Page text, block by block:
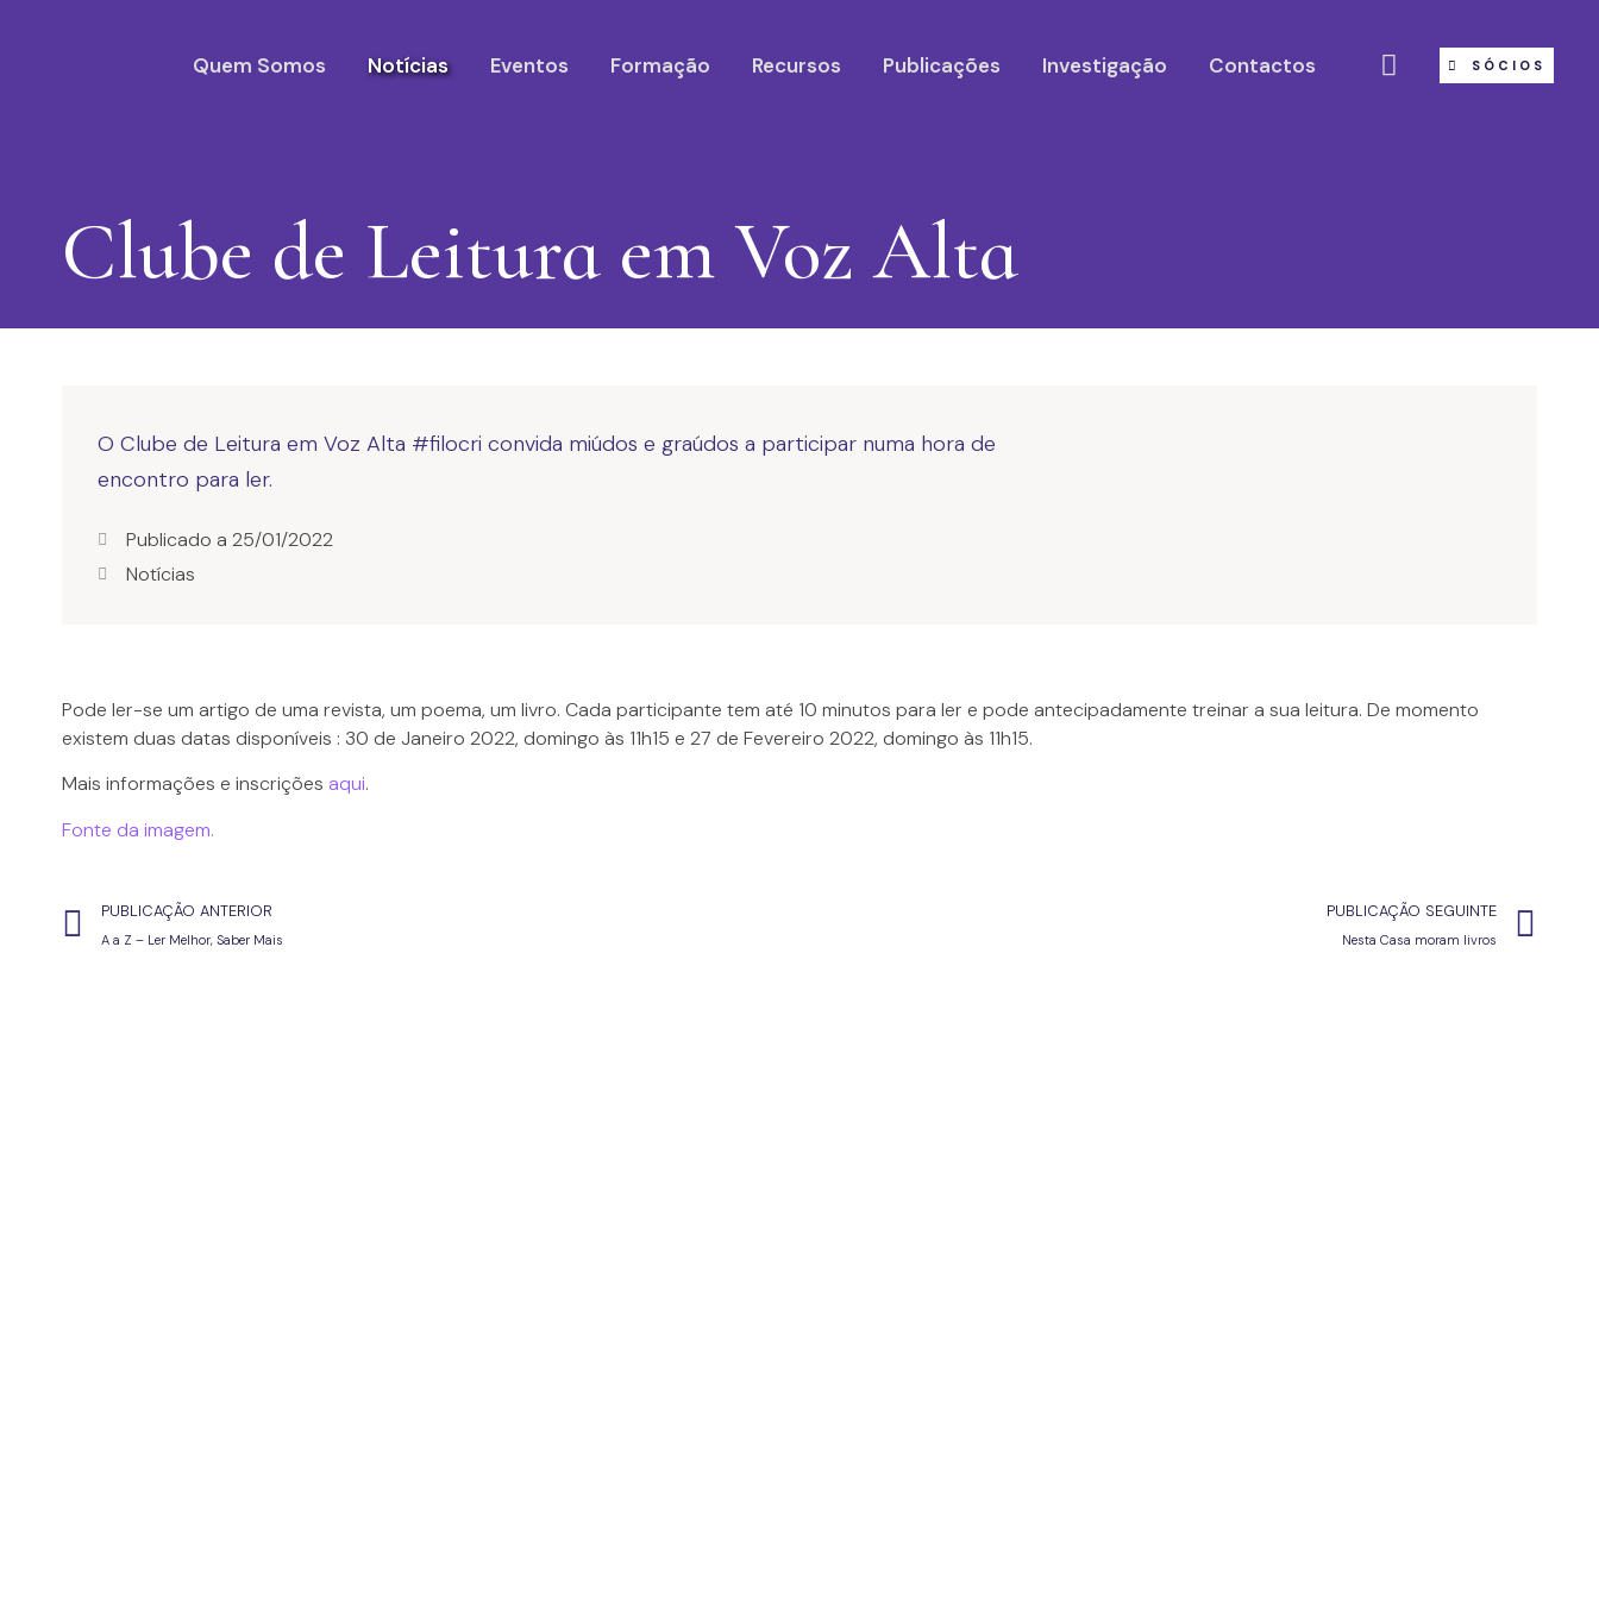
Quem Somos Notícias Eventos Formação Recursos Publicações Investigação Contactos SÓCIOS
Clube de Leitura em Voz Alta
O Clube de Leitura em Voz Alta #filocri convida miúdos e graúdos a participar numa hora de
encontro para ler.
Publicado a 25/01/2022
Notícias
Pode ler-se um artigo de uma revista, um poema, um livro. Cada participante tem até 10 minutos para ler e pode antecipadamente treinar a sua leitura. De momento
existem duas datas disponíveis : 30 de Janeiro 2022, domingo às 11h15 e 27 de Fevereiro 2022, domingo às 11h15.
Mais informações e inscrições aqui.
Fonte da imagem.
PUBLICAÇÃO ANTERIOR
A a Z – Ler Melhor, Saber Mais
PUBLICAÇÃO SEGUINTE
Nesta Casa moram livros